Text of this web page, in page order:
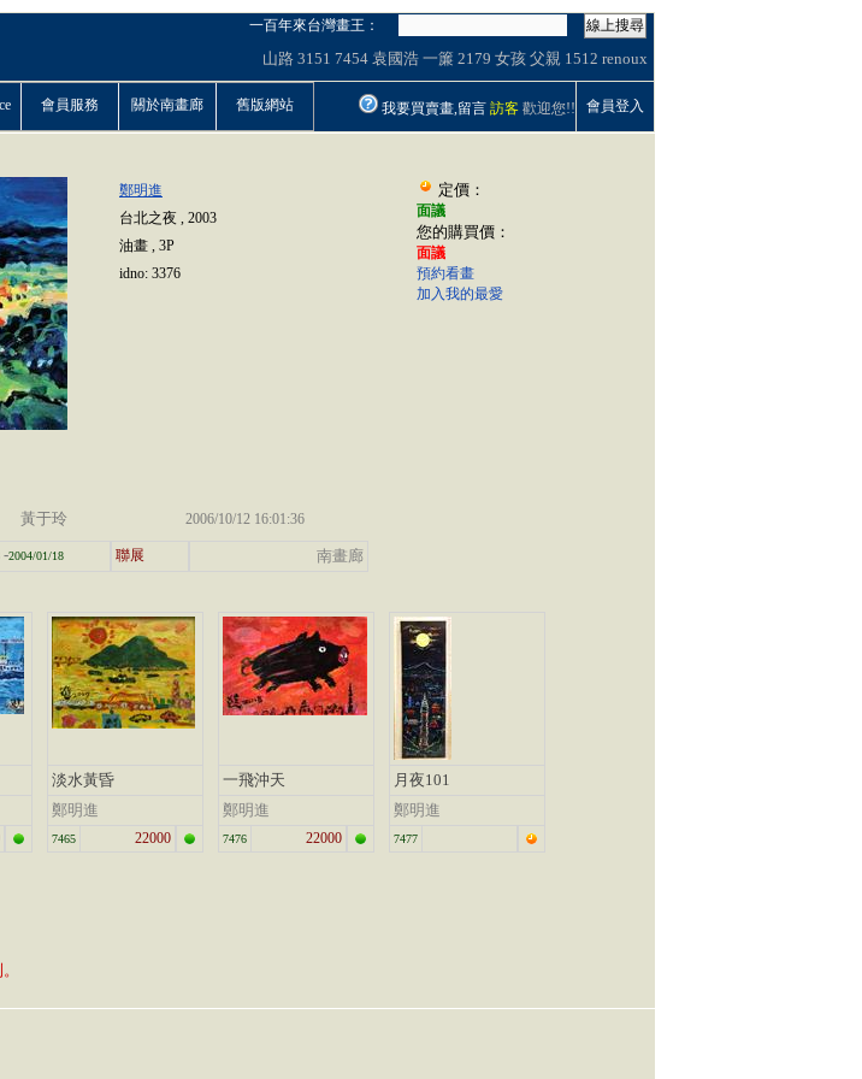
一百年來台灣畫王：
線上搜尋
山路 3151 7454 袁國浩 一簾 2179 女孩 父親 1512 renoux
會員服務 關於南畫廊 舊版網站 我要買賣畫,留言 訪客 歡迎您!! 會員登入
鄭明進
台北之夜 , 2003
油畫 , 3P
idno: 3376
定價：
面議
您的購買價：
面議
預約看畫
加入我的最愛
黃于玲 2006/10/12 16:01:36
-2004/01/18 聯展 南畫廊
淡水黃昏
鄭明進
7465 22000
一飛沖天
鄭明進
7476 22000
月夜101
鄭明進
7477